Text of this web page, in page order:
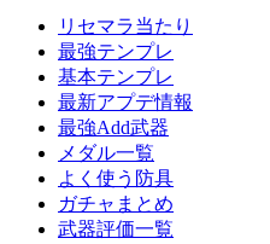
リセマラ当たり
最強テンプレ
基本テンプレ
最新アプデ情報
最強Add武器
メダル一覧
よく使う防具
ガチャまとめ
武器評価一覧